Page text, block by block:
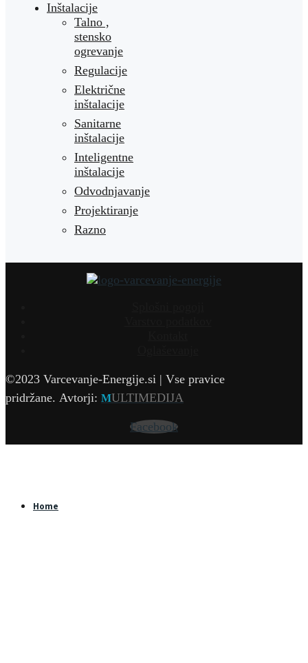
Inštalacije
Talno ,
stensko
ogrevanje
Regulacije
Električne
inštalacije
Sanitarne
inštalacije
Inteligentne
inštalacije
Odvodnjavanje
Projektiranje
Razno
©2023 Varcevanje-Energije.si | Vse pravice
pridržane. Avtorji: MULTIMEDIJA
Facebook
Home